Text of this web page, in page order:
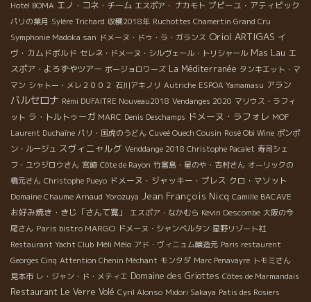
Hotel BOMA エノ・コネ・チーム エスポア・ ナカモト プピーユ・アティピック
パリの葉月 Sylère Trichard 収穫2018年 Ruchottes Chamertin Grand Cru
Symphonie Madoka san ドメーヌ・ドゥ・ラ・ガランス Oriol ARTIGAS イ
ヴ・カムドボルド セレネ・ドメーヌ・シルヴェール・トリシャール Mas Lau エ
スポア・よろずやツアー ボージョロワーズ La Méditerranée タンキエット・マ
マン シャトー・メレ２００２ 石川アキノリ Autriche ESPOA Yamamasu アラン
バルセロナ Rémi DUFAITRE Nouveau2018 Vendanges 2020 マリウス・ラフィ
ット ラ・トルトゥーガ MARC Denis Deschamps ドメーヌ・ラフォレ MOF
Laurent Duchaîne パリ・国虎のうどん Cuveé Ouech Cousin Rosé Obi Wine ポンポ
ン・ルージュ スヴィニャルグ Venddange 2018 Christophe Pacalet 寿司シェ
フ・ユウジロウさん 宮崎 Côte de Rayon 竹富島・星のや・吉村さん オーリックの
橋元さん Christophe Pueyo ドメーヌ・ジャッキー・プレス クロ・マソット
Domaine Chaume Arnaud Yorozuya Jean François Nicq Camille BACAVE
お好み焼き・きじ「さんて寛」 エスポア・なかむら Kevin Descombe 大阪の今
尾さん Paris bistro MARGO ドメーヌ・シャンベルタン 星野リゾート社
Restaurant Yacht Club Méli Mélo アド・ヴィニュム醸造元 Paris restaurent
Georges Cinq Attention Chenin Méchant モンタダ Marc Penavayre トモミさん
見本市 レ・ジャン・ド・メティエ Domaine des Griottes Côtes de Marmandais
Restaurant Le Verre Volé Cyril Alonso Midori Sakaya Patis des Rosiers